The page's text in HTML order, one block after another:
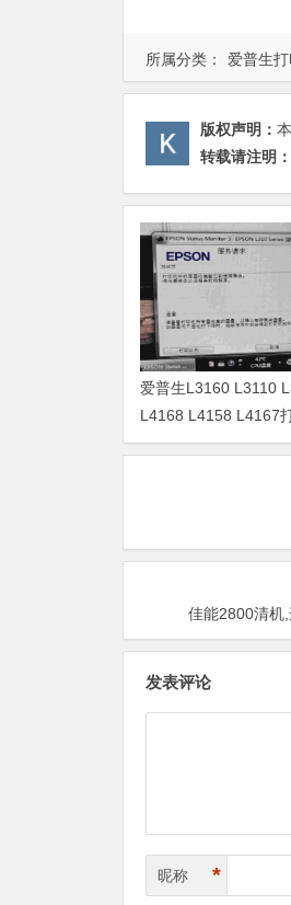
所属分类： 爱普生
版权声明：
转载请注明：
爱普生L3160 L3110
L4168 L4158 L4167
废墨清零软件
佳能2800清机
发表评论
昵称 *